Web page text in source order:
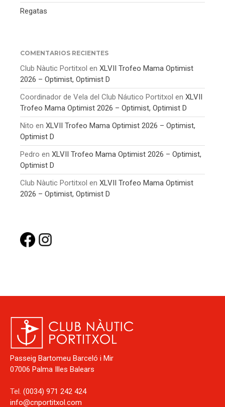
Regatas
COMENTARIOS RECIENTES
Club Nàutic Portitxol en XLVII Trofeo Mama Optimist
2026 – Optimist, Optimist D
Coordinador de Vela del Club Náutico Portitxol en XLVII
Trofeo Mama Optimist 2026 – Optimist, Optimist D
Nito en XLVII Trofeo Mama Optimist 2026 – Optimist,
Optimist D
Pedro en XLVII Trofeo Mama Optimist 2026 – Optimist,
Optimist D
Club Nàutic Portitxol en XLVII Trofeo Mama Optimist
2026 – Optimist, Optimist D
Passeig Bartomeu Barceló i Mir
07006 Palma Illes Balears
Tel. (0034) 971 242 424
info@cnportitxol.com